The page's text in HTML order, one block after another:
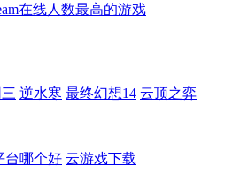
在线人数最高的游戏
逆水寒 最终幻想14 云顶之弈
台哪个好 云游戏下载